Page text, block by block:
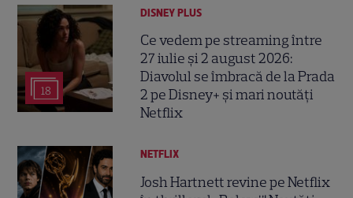
18
DISNEY PLUS
Ce vedem pe streaming între
27 iulie și 2 august 2026:
Diavolul se îmbracă de la Prada
2 pe Disney+ și mari noutăți
Netflix
NETFLIX
Josh Hartnett revine pe Netflix